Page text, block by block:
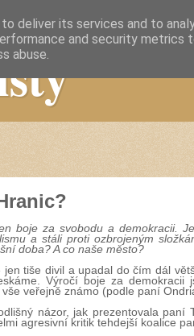
boje za svobodu a demokracii.
a stáli proti ozbrojeným
doba? A co naše město?
tiše divil a upadal do čím dál
Výročí boje za demokracii
veřejně známo (podle paní
názor, jak prezentovala paní
agresivní kritik tehdejší koalice
deliver its services and to
and security metrics
abuse.